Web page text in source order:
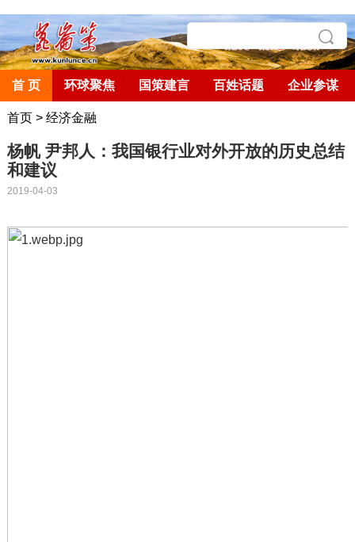
首 页 环球聚焦 国策建言 百姓话题 企业参谋
首页> 经济金融
杨帆 尹邦人：我国银行业对外开放的历史总结
和建议
2019-04-03